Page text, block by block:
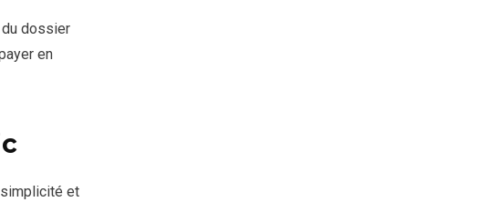
du dossier
en
et